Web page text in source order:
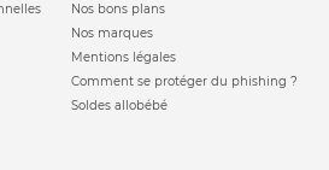
Nos bons plans
Nos marques
Mentions légales
Comment se protéger du phishing ?
Soldes allobébé